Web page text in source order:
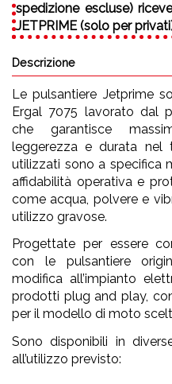
spedizione escluse)
JETPRIME (solo per
Descrizione
Le pulsantiere Jetprime
Ergal 7075 lavorato dal
che garantisce
leggerezza e durata nel
utilizzati sono a specifica
affidabilità operativa e
come acqua, polvere e
utilizzo gravose.
Progettate per essere
con le pulsantiere
modifica all’impianto
prodotti plug and play,
per il modello di moto
Sono disponibili in
all’utilizzo previsto: